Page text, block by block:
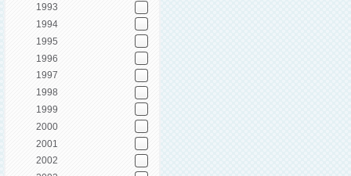
1993
1994
1995
1996
1997
1998
1999
2000
2001
2002